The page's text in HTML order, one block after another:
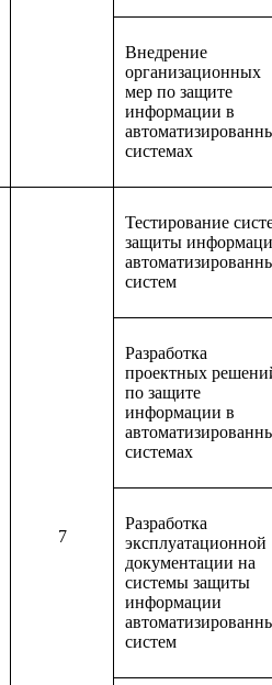
Внедрение
организационных
мер по защите
информации в
системах
7
Тестирование
защиты
систем
Разработка
проектных
по защите
информации в
системах
Разработка
эксплуатационной
документации на
системы защиты
информации
систем